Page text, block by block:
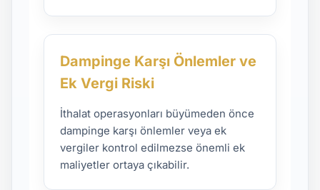
Dampinge Karşı Önlemler ve
Ek Vergi Riski
İthalat operasyonları büyümeden önce
dampinge karşı önlemler veya ek
vergiler kontrol edilmezse önemli ek
maliyetler ortaya çıkabilir.